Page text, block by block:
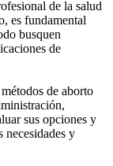
de la salud
es fundamental
busquen
de
de aborto
sus opciones y
necesidades y